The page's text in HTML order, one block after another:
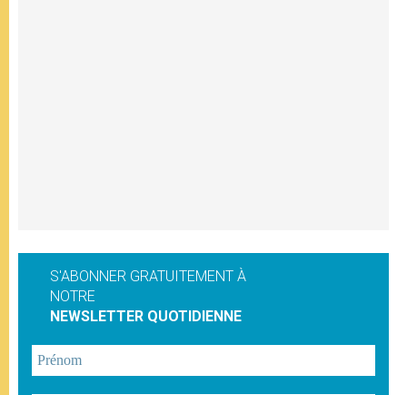
S'ABONNER GRATUITEMENT À
NOTRE
NEWSLETTER QUOTIDIENNE